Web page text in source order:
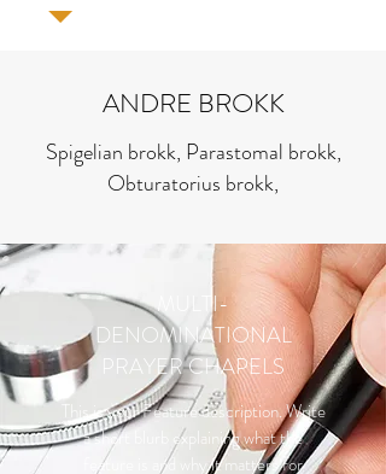
ANDRE BROKK
Spigelian brokk, Parastomal brokk,
Obturatorius brokk,
MULTI-
DENOMINATIONAL
PRAYER CHAPELS
This is your Feature description. Write
a short blurb explaining what the
feature is and why it matters for